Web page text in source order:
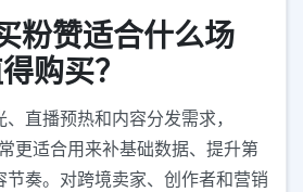
粉赞适合什么场
购买？
直播预热和内容分发需求，
更适合用来补基础数据、提升第
节奏。对跨境卖家、创作者和营销